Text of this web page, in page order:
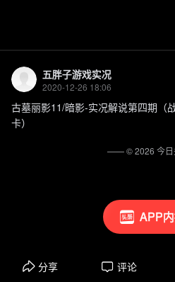
APP
五胖子游戏实况
2020-12-26 18:06
古墓丽影11/暗影-实况解说第四期（
卡）
分享 评论
—— ©2026 今